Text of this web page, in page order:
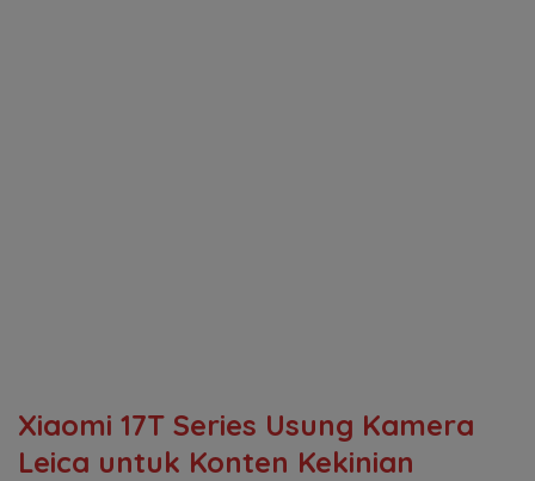
Xiaomi 17T Series Usung Kamera
Leica untuk Konten Kekinian